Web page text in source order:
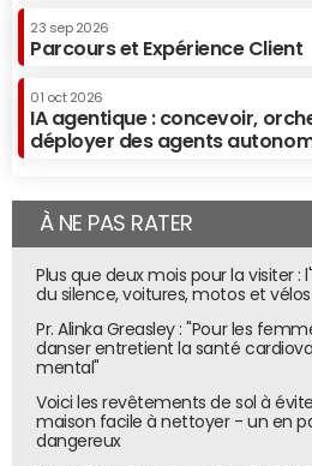
23 sep 2026
Parcours et Expérience Client
01 oct 2026
IA agentique : concevoir,
déployer des agents
À NE PAS RATER
Plus que deux mois pour la visiter :
du silence, voitures, motos et
Pr. Alinka Greasley : "Pour les
danser entretient la santé
mental"
Voici les revêtements de sol à
maison facile à nettoyer - un en
dangereux